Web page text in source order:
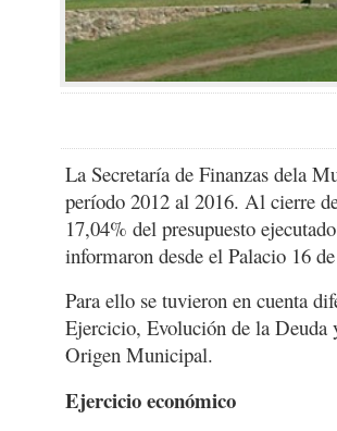
La Secretaría de Finanzas dela
período 2012 al 2016. Al cierre
17,04% del presupuesto
informaron desde el Palacio 16
Para ello se tuvieron en cuenta
Ejercicio, Evolución de la Deuda
Origen Municipal.
Ejercicio económico